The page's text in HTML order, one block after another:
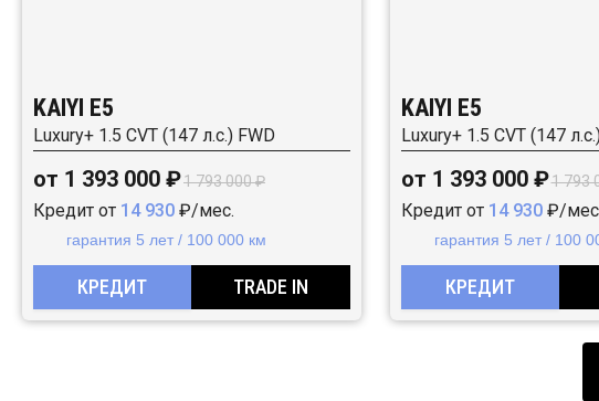
KAIYI E5
Luxury+ 1.5 CVT (147 л.с.) FWD
от 1 393 000 ₽1 793 000 ₽
Кредит от 14 930 ₽/мес.
гарантия 5 лет / 100 000 км
КРЕДИТ TRADE IN
KAIYI E5
Luxury+ 1.5 CVT (147
от 1 393 000 ₽1 793
Кредит от 14 930₽/
гарантия 5 лет / 100
КРЕДИТ